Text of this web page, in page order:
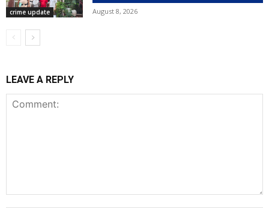
crime update August 8, 2026
LEAVE A REPLY